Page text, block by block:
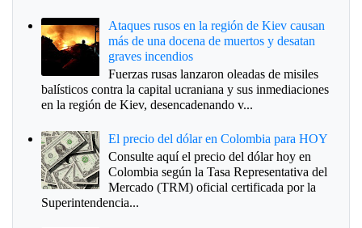
Ataques rusos en la región de Kiev causan
más de una docena de muertos y desatan
graves incendios
Fuerzas rusas lanzaron oleadas de misiles
balísticos contra la capital ucraniana y sus inmediaciones
en la región de Kiev, desencadenando v...
El precio del dólar en Colombia para HOY
Consulte aquí el precio del dólar hoy en
Colombia según la Tasa Representativa del
Mercado (TRM) oficial certificada por la
Superintendencia...